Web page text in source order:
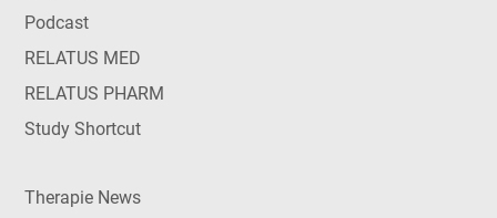
Podcast
RELATUS MED
RELATUS PHARM
Study Shortcut
Therapie News